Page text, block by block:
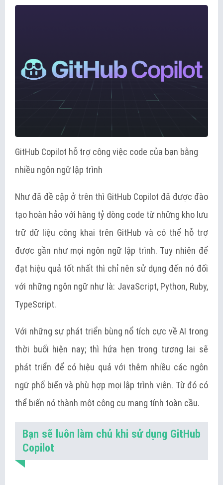
GitHub Copilot hỗ trợ công việc code của bạn bằng
nhiều ngôn ngữ lập trình
Như đã đề cập ở trên thì GitHub Copilot đã được đào
tạo hoàn hảo với hàng tỷ dòng code từ những kho lưu
trữ dữ liệu công khai trên GitHub và có thể hỗ trợ
được gần như mọi ngôn ngữ lập trình. Tuy nhiên để
đạt hiệu quả tốt nhất thì chỉ nên sử dụng đến nó đối
với những ngôn ngữ như là: JavaScript, Python, Ruby,
TypeScript.
Với những sự phát triển bùng nổ tích cực về AI trong
thời buổi hiện nay; thì hứa hẹn trong tương lai sẽ
phát triển để có hiệu quả với thêm nhiều các ngôn
ngữ phổ biến và phù hợp mọi lập trình viên. Từ đó có
thể biến nó thành một công cụ mang tính toàn cầu.
Bạn sẽ luôn làm chủ khi sử dụng GitHub
Copilot